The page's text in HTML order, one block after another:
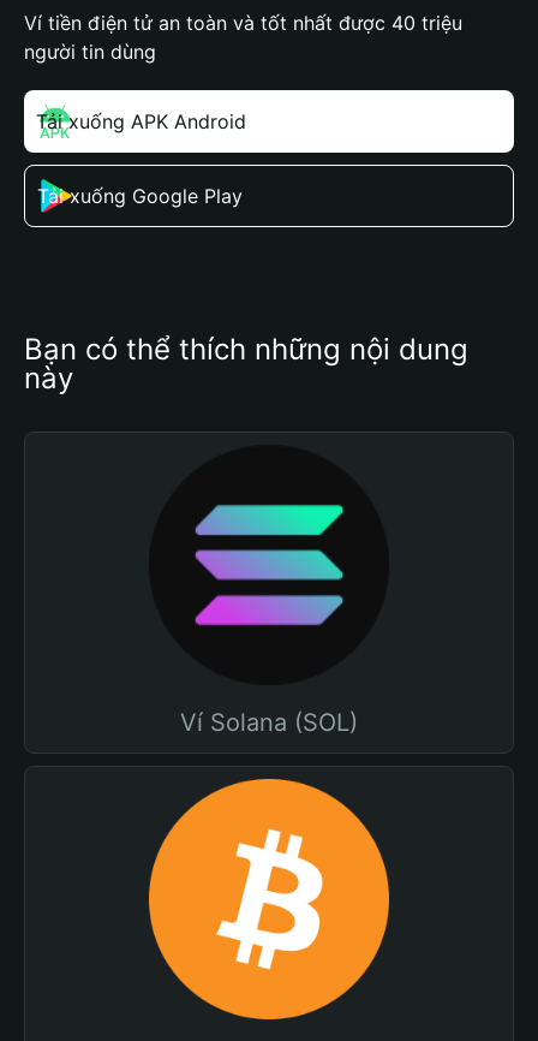
Ví tiền điện tử an toàn và tốt nhất được 40 triệu
người tin dùng
Tải xuống APK Android
Tải xuống Google Play
Bạn có thể thích những nội dung
này
Ví Solana (SOL)